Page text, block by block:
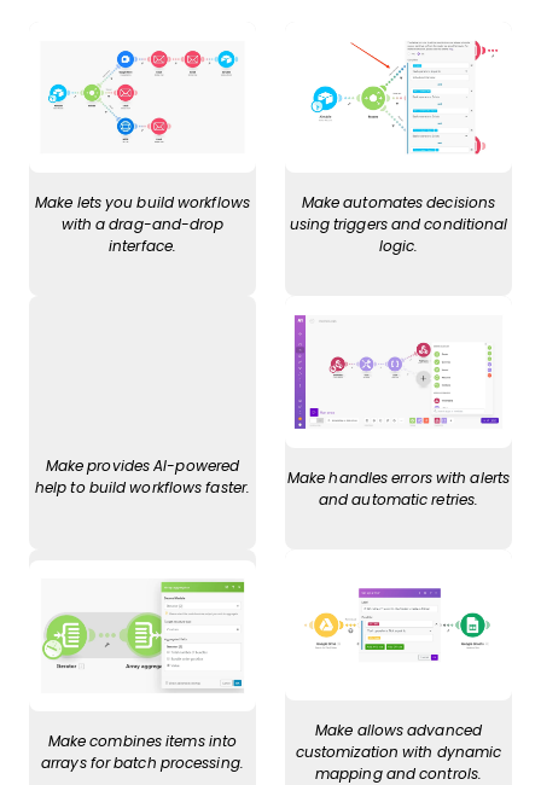
Make lets you build workflows
with a drag-and-drop
interface.
Make automates decisions
using triggers and conditional
logic.
Make provides AI-powered
help to build workflows faster.
Make handles errors with alerts
and automatic retries.
Make combines items into
arrays for batch processing.
Make allows advanced
customization with dynamic
mapping and controls.